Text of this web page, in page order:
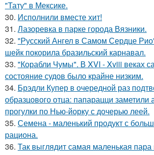
"Тату" в Мексике.
30. Исполнили вместе хит!
31. Лазоревка в парке города Вязники.
32. "Русский Ангел в Самом Сердце
шейк покорила бразильский карнавал.
33. "Корабли Чумы". В XVI - Xviii веках
состояние судов было крайне низким.
34. Брэдли Купер в очередной раз
образцового отца: папарацци заметили
прогулки по Нью-йорку с дочерью леей.
35. Семена - маленький продукт с
рациона.
36. Так выглядит самая маленькая